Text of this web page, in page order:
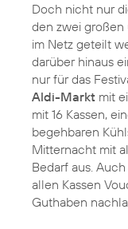
Doch nicht nur
den zwei
im Netz geteilt
darüber hinaus
nur für das
Aldi-Markt mit
mit 16 Kassen,
begehbaren
Mitternacht mit
Bedarf aus. Auch
allen Kassen
Guthaben